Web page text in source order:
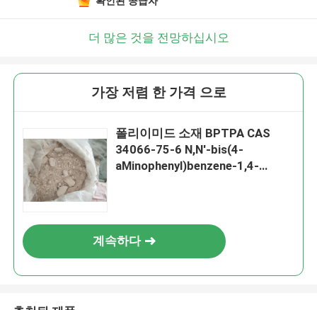
더 많은 것을 전망하십시오
가장 저렴 한 가격 으로
폴리이미드 소재 BPTPA CAS
34066-75-6 N,N'-bis(4-
aMinophenyl)benzene-1,4-
계속하다